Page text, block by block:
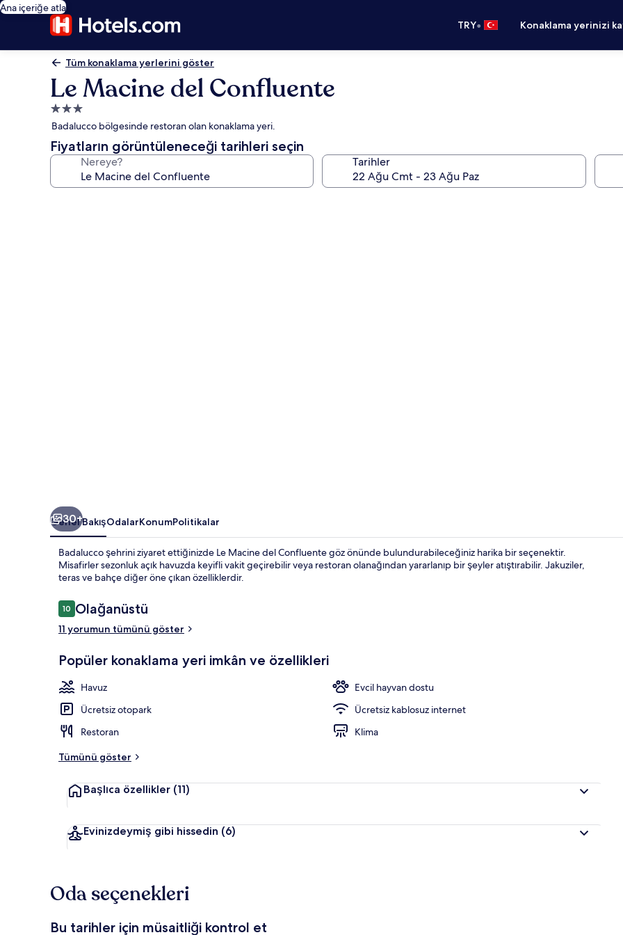
Ana içeriğe atla
TRY• Konaklama yerinizi
Tüm konaklama yerlerini göster
Le Macine del Confluente
3.0
yıldızlı
konaklama
yeri
Badalucco bölgesinde restoran olan konaklama yeri.
Fiyatların görüntüleneceği tarihleri seçin
Nereye? Tarihler
Dış mekân
30+
Genel BakışOdalarKonumPolitikalar
Badalucco şehrini ziyaret ettiğinizde Le Macine del Confluente göz önünde bulundurabileceğiniz harika bir seçenektir.
Misafirler sezonluk açık havuzda keyifli vakit geçirebilir veya restoran olanağından yararlanıp bir şeyler atıştırabilir. Jakuziler,
teras ve bahçe diğer öne çıkan özelliklerdir.
Yorumlar
1010/10
Olağanüstü
11 yorumun tümünü göster
Popüler konaklama yeri imkân ve özellikleri
Havuz
Evcil hayvan dostu
Ücretsiz otopark
Ücretsiz kablosuz internet
Restoran
Klima
Tümünü göster
Başlıca özellikler (11)
Evinizdeymiş gibi hissedin (6)
Oda seçenekleri
Bu tarihler için müsaitliği kontrol et